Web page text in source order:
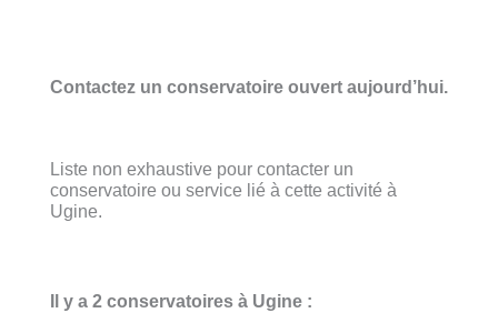
Contactez un conservatoire ouvert aujourd’hui.
Liste non exhaustive pour contacter un
conservatoire ou service lié à cette activité à
Ugine.
Il y a 2 conservatoires à Ugine :